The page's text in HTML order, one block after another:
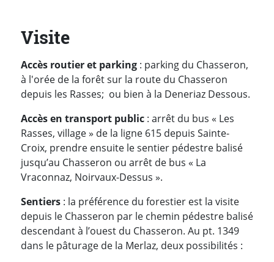
Visite
Accès routier et parking : parking du Chasseron,
à l'orée de la forêt sur la route du Chasseron
depuis les Rasses; ou bien à la Deneriaz Dessous.
Accès en transport public : arrêt du bus « Les
Rasses, village » de la ligne 615 depuis Sainte-
Croix, prendre ensuite le sentier pédestre balisé
jusqu’au Chasseron ou arrêt de bus « La
Vraconnaz, Noirvaux-Dessus ».
Sentiers : la préférence du forestier est la visite
depuis le Chasseron par le chemin pédestre balisé
descendant à l’ouest du Chasseron. Au pt. 1349
dans le pâturage de la Merlaz, deux possibilités :